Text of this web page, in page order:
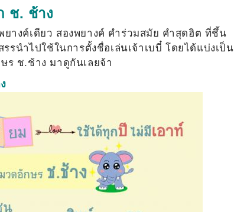
ช. ช้าง
ยางค์เดียว สองพยางค์ คำร่วมสมัย คำสุดฮิต ที่ชึ้น
ำไปใช้ในการตั้งชื่อเล่นเจ้าเบบี๋ โดยได้แบ่งเป็น
ร ช.ช้าง มาดูกันเลยจ้า